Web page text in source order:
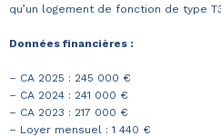
qu’un logement de fonction de type
Données financières :
– CA 2025 : 245 000 €
– CA 2024 : 241 000 €
– CA 2023 : 217 000 €
– Loyer mensuel : 1 440 €